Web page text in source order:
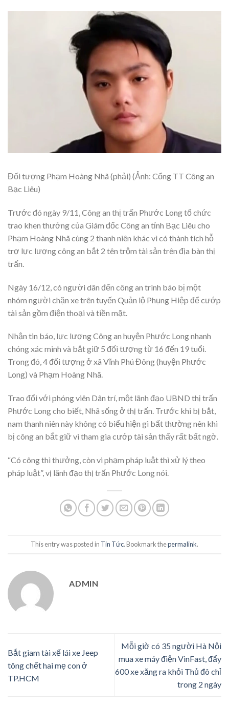
Đối tượng Phạm Hoàng Nhã (phải) (Ảnh: Cổng TT Công an
Bạc Liêu)
Trước đó ngày 9/11, Công an thị trấn Phước Long tổ chức
trao khen thưởng của Giám đốc Công an tỉnh Bạc Liêu cho
Phạm Hoàng Nhã cùng 2 thanh niên khác vì có thành tích hỗ
trợ lực lượng công an bắt 2 tên trộm tài sản trên địa bàn thị
trấn.
Ngày 16/12, có người dân đến công an trình báo bị một
nhóm người chặn xe trên tuyến Quản lộ Phụng Hiệp để cướp
tài sản gồm điện thoại và tiền mặt.
Nhận tin báo, lực lượng Công an huyện Phước Long nhanh
chóng xác minh và bắt giữ 5 đối tượng từ 16 đến 19 tuổi.
Trong đó, 4 đối tượng ở xã Vĩnh Phú Đông (huyện Phước
Long) và Phạm Hoàng Nhã.
Trao đổi với phóng viên Dân trí, một lãnh đạo UBND thị trấn
Phước Long cho biết, Nhã sống ở thị trấn. Trước khi bị bắt,
nam thanh niên này không có biểu hiện gì bất thường nên khi
bị công an bắt giữ vì tham gia cướp tài sản thấy rất bất ngờ.
“Có công thì thưởng, còn vi phạm pháp luật thì xử lý theo
pháp luật”, vị lãnh đạo thị trấn Phước Long nói.
This entry was posted in Tin Tức. Bookmark thepermalink.
ADMIN
Bắt giam tài xế lái xe Jeep
tông chết hai mẹ con ở
TP.HCM
Mỗi giờ có 35 người Hà Nội
mua xe máy điện VinFast, đẩy
600 xe xăng ra khỏi Thủ đô chỉ
trong 2 ngày